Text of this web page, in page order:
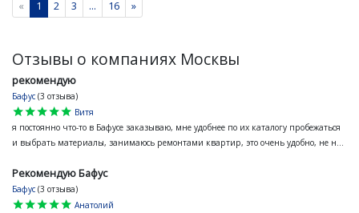
« 1 2 3 ... 16 »
Отзывы о компаниях Москвы
рекомендую
Бафус (3 отзыва)
star
star
star
star
star
Витя
я постоянно что-то в Бафусе заказываю, мне удобнее по их каталогу пробежаться
и выбрать материалы, занимаюсь ремонтами квартир, это очень удобно, не н...
Рекомендую Бафус
Бафус (3 отзыва)
star
star
star
star
star
Анатолий